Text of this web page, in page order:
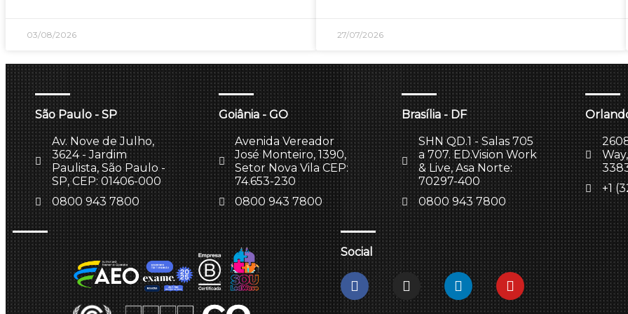
03/08/2026 27/07/2026
São Paulo - SP
Av. Nove de Julho,
3624 - Jardim
Paulista, São Paulo -
SP, CEP: 01406-000
0800 943 7800
Goiânia - GO
Avenida Vereador
José Monteiro, 1390,
Setor Nova Vila CEP:
74.653-230
0800 943 7800
Brasília - DF
SHN QD.1 - Salas 705
a 707. ED.Vision Work
& Live, Asa Norte:
70297-400
0800 943 7800
+1
Social